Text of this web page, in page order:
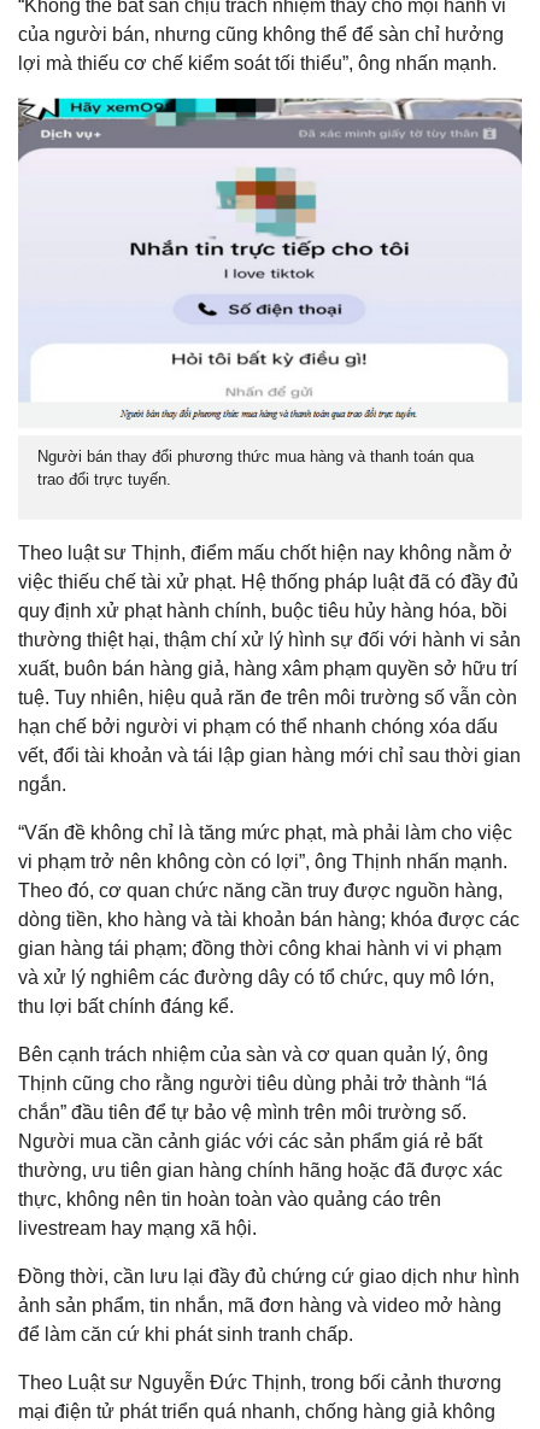
“Không thể bắt sàn chịu trách nhiệm thay cho mọi hành vi
của người bán, nhưng cũng không thể để sàn chỉ hưởng
lợi mà thiếu cơ chế kiểm soát tối thiểu”, ông nhấn mạnh.
Người bán thay đổi phương thức mua hàng và thanh toán qua
trao đổi trực tuyến.
Theo luật sư Thịnh, điểm mấu chốt hiện nay không nằm ở
việc thiếu chế tài xử phạt. Hệ thống pháp luật đã có đầy đủ
quy định xử phạt hành chính, buộc tiêu hủy hàng hóa, bồi
thường thiệt hại, thậm chí xử lý hình sự đối với hành vi sản
xuất, buôn bán hàng giả, hàng xâm phạm quyền sở hữu trí
tuệ. Tuy nhiên, hiệu quả răn đe trên môi trường số vẫn còn
hạn chế bởi người vi phạm có thể nhanh chóng xóa dấu
vết, đổi tài khoản và tái lập gian hàng mới chỉ sau thời gian
ngắn.
“Vấn đề không chỉ là tăng mức phạt, mà phải làm cho việc
vi phạm trở nên không còn có lợi”, ông Thịnh nhấn mạnh.
Theo đó, cơ quan chức năng cần truy được nguồn hàng,
dòng tiền, kho hàng và tài khoản bán hàng; khóa được các
gian hàng tái phạm; đồng thời công khai hành vi vi phạm
và xử lý nghiêm các đường dây có tổ chức, quy mô lớn,
thu lợi bất chính đáng kể.
Bên cạnh trách nhiệm của sàn và cơ quan quản lý, ông
Thịnh cũng cho rằng người tiêu dùng phải trở thành “lá
chắn” đầu tiên để tự bảo vệ mình trên môi trường số.
Người mua cần cảnh giác với các sản phẩm giá rẻ bất
thường, ưu tiên gian hàng chính hãng hoặc đã được xác
thực, không nên tin hoàn toàn vào quảng cáo trên
livestream hay mạng xã hội.
Đồng thời, cần lưu lại đầy đủ chứng cứ giao dịch như hình
ảnh sản phẩm, tin nhắn, mã đơn hàng và video mở hàng
để làm căn cứ khi phát sinh tranh chấp.
Theo Luật sư Nguyễn Đức Thịnh, trong bối cảnh thương
mại điện tử phát triển quá nhanh, chống hàng giả không